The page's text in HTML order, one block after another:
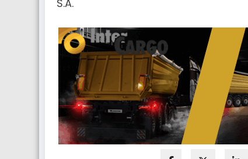
S.A.